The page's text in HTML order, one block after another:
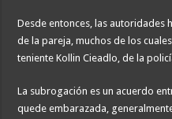
Desde entonces, las autoridades
de la pareja, muchos de los
teniente Kollin Cieadlo, de la
La subrogación es un acuerdo
quede embarazada,